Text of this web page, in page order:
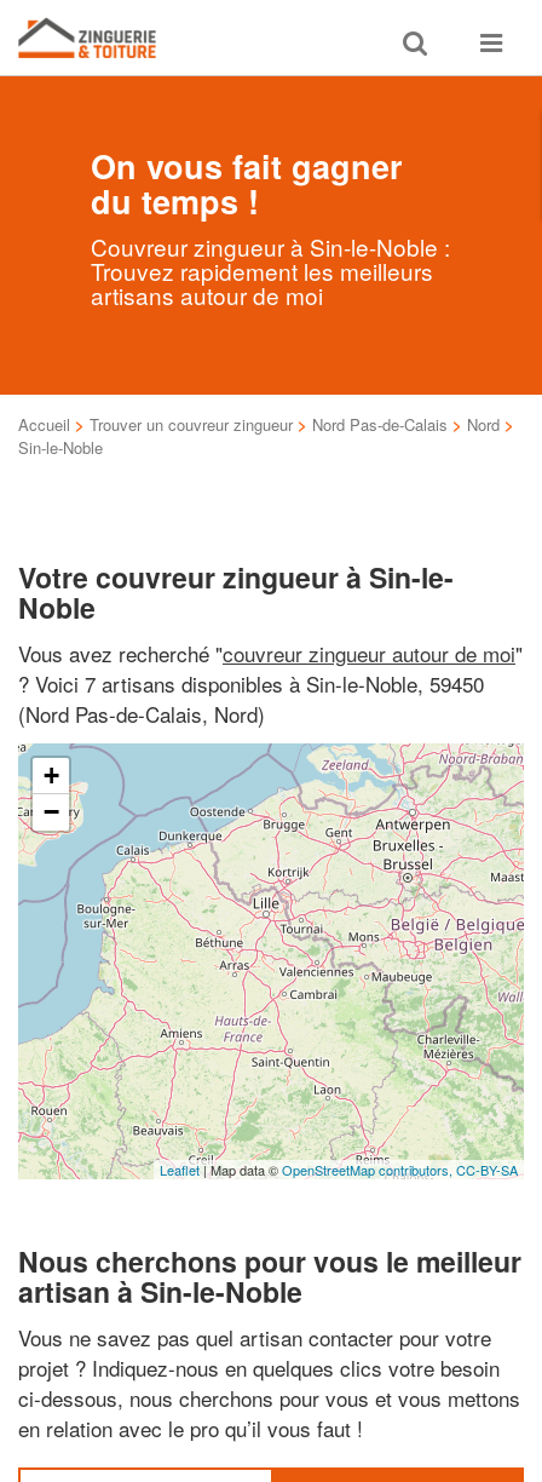
Toggle
search
Toggle
On vous fait gagner
du temps !
Couvreur zingueur à Sin-le-Noble :
Trouvez rapidement les meilleurs
artisans autour de moi
Accueil > Trouver un couvreur zingueur > Nord Pas-de-Calais > Nord >
Sin-le-Noble
Votre couvreur zingueur à Sin-le-
Noble
Vous avez recherché "couvreur zingueur autour de moi"
? Voici 7 artisans disponibles à Sin-le-Noble, 59450
(Nord Pas-de-Calais, Nord)
+
−
Leaflet| Map data ©OpenStreetMap contributors, CC-BY-SA
Nous cherchons pour vous le meilleur
artisan à Sin-le-Noble
Vous ne savez pas quel artisan contacter pour votre
projet ? Indiquez-nous en quelques clics votre besoin
ci-dessous, nous cherchons pour vous et vous mettons
en relation avec le pro qu’il vous faut !